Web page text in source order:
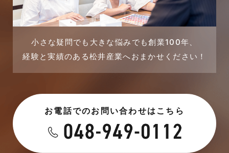
戸建賃貸住宅活用事例
採用情報
未分類
未分類
本店-ブログ
2023年9月
2023年7月
2023年5月
2023年4月
小さな疑問でも大きな悩みでも創業100年、
経験と実績のある松井産業へおまかせください！
お電話でのお問い合わせはこちら